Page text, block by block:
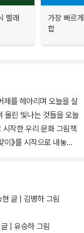
빨래
가장 빠르
합
제를 헤아리며 오늘을 살
올린 빛나는 것들을 오늘
작한 우리 문화 그림책
》를 시작으로 내놓은
성을 알리는 것에서 한
는 어떤 의미로 다가갈
그저 박물관에 박제된
글 | 김병하 그림
| 유승하 그림